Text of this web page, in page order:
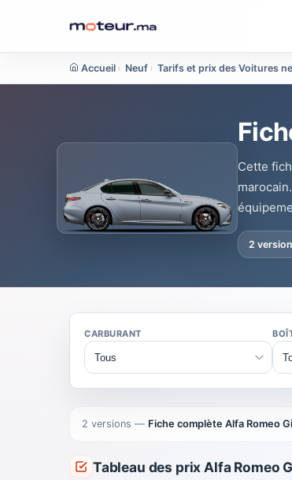
Accueil › Neuf › Tarifs et prix des Voitures
Cette
2
CARBURANT
2 versions — Fiche complète Alfa Romeo
Tableau des prix Alfa Romeo